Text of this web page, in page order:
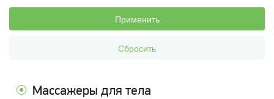
Применить
Сбросить
Массажеры для тела